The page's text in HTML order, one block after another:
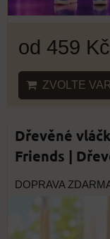
od 459 Kč
ZVOLTE
Dřevěné
Friends |
DOPRAVA